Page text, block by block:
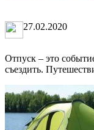
27.02.2020
Отпуск – это
съездить.